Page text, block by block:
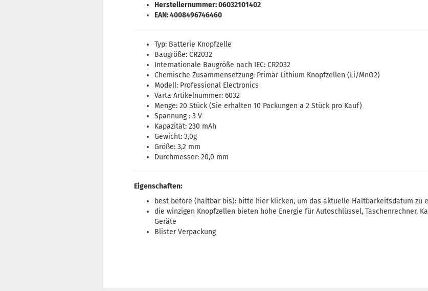
Herstellernummer: 06032101402
EAN: 4008496746460
Typ: Batterie Knopfzelle
Baugröße: CR2032
Internationale Baugröße nach IEC: CR2032
Chemische Zusammensetzung: Primär Lithium Knopfzellen (Li/MnO2)
Modell: Professional Electronics
Varta Artikelnummer: 6032
Menge: 20 Stück (Sie erhalten 10 Packungen a 2 Stück pro Kauf)
Spannung : 3 V
Kapazität: 230 mAh
Gewicht: 3,0g
Größe: 3,2 mm
Durchmesser: 20,0 mm
Eigenschaften:
best before (haltbar bis): bitte hierklicken, um das aktuelle Haltbarkeitsdatum zu
die winzigen Knopfzellen bieten hohe Energie für Autoschlüssel, Taschenrechner,
Geräte
Blister Verpackung